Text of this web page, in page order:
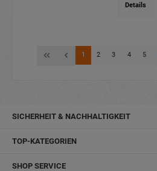
Details
1 2 3 4 5
SICHERHEIT & NACHHALTIGKEIT
TOP-KATEGORIEN
SHOP SERVICE